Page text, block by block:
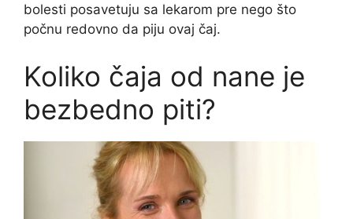
bolesti posavetuju sa lekarom pre nego što
počnu redovno da piju ovaj čaj.
Koliko čaja od nane je
bezbedno piti?